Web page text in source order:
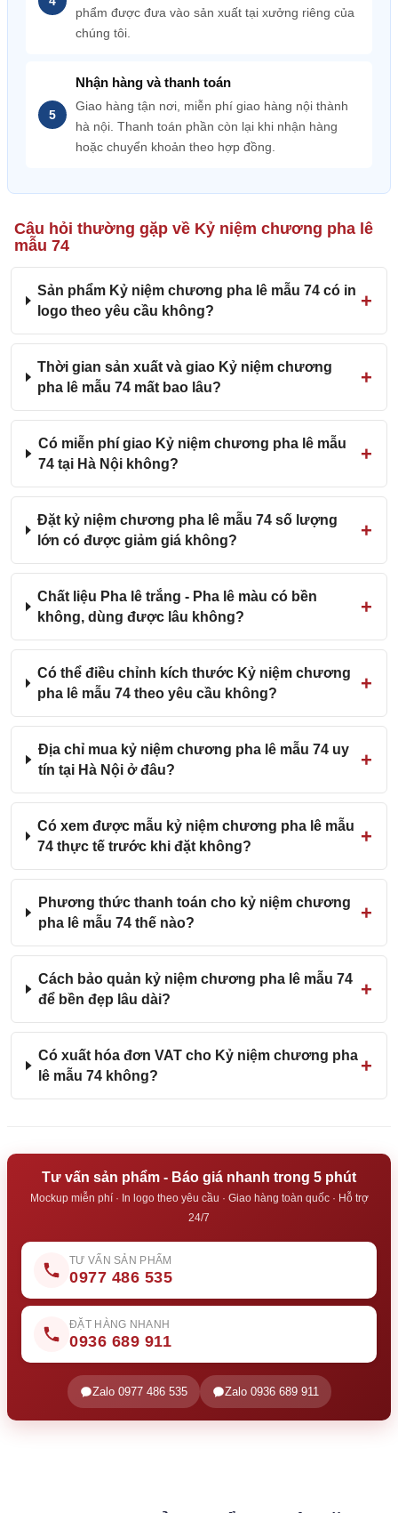
phẩm được đưa vào sản xuất tại xưởng riêng của
chúng tôi.
Nhận hàng và thanh toán
Giao hàng tận nơi, miễn phí giao hàng nội thành
hà nội. Thanh toán phần còn lại khi nhận hàng
hoặc chuyển khoản theo hợp đồng.
Câu hỏi thường gặp về Kỷ niệm chương pha lê
mẫu 74
Sản phẩm Kỷ niệm chương pha lê mẫu 74 có in
logo theo yêu cầu không?
Thời gian sản xuất và giao Kỷ niệm chương
pha lê mẫu 74 mất bao lâu?
Có miễn phí giao Kỷ niệm chương pha lê mẫu
74 tại Hà Nội không?
Đặt kỷ niệm chương pha lê mẫu 74 số lượng
lớn có được giảm giá không?
Chất liệu Pha lê trắng - Pha lê màu có bền
không, dùng được lâu không?
Có thể điều chỉnh kích thước Kỷ niệm chương
pha lê mẫu 74 theo yêu cầu không?
Địa chỉ mua kỷ niệm chương pha lê mẫu 74 uy
tín tại Hà Nội ở đâu?
Có xem được mẫu kỷ niệm chương pha lê mẫu
74 thực tế trước khi đặt không?
Phương thức thanh toán cho kỷ niệm chương
pha lê mẫu 74 thế nào?
Cách bảo quản kỷ niệm chương pha lê mẫu 74
để bền đẹp lâu dài?
Có xuất hóa đơn VAT cho Kỷ niệm chương pha
lê mẫu 74 không?
Tư vấn sản phẩm - Báo giá nhanh trong 5 phút
Mockup miễn phí · In logo theo yêu cầu · Giao hàng toàn quốc · Hỗ trợ
24/7
TƯ VẤN SẢN PHẨM
0977 486 535
ĐẶT HÀNG NHANH
0936 689 911
Zalo 0977 486 535 Zalo 0936 689 911